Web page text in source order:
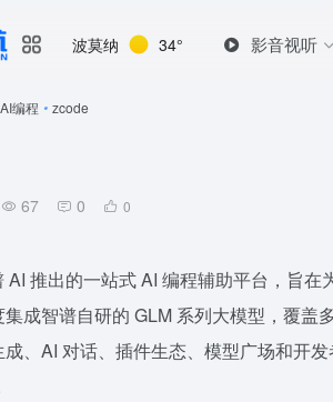
波莫纳 34° 影音视听
AI编程 • zcode
67 0 0
AI 推出的一站式 AI 编程辅助平台，旨
成智谱自研的 GLM 系列大模型，覆
、AI 对话、插件生态、模型广场和开